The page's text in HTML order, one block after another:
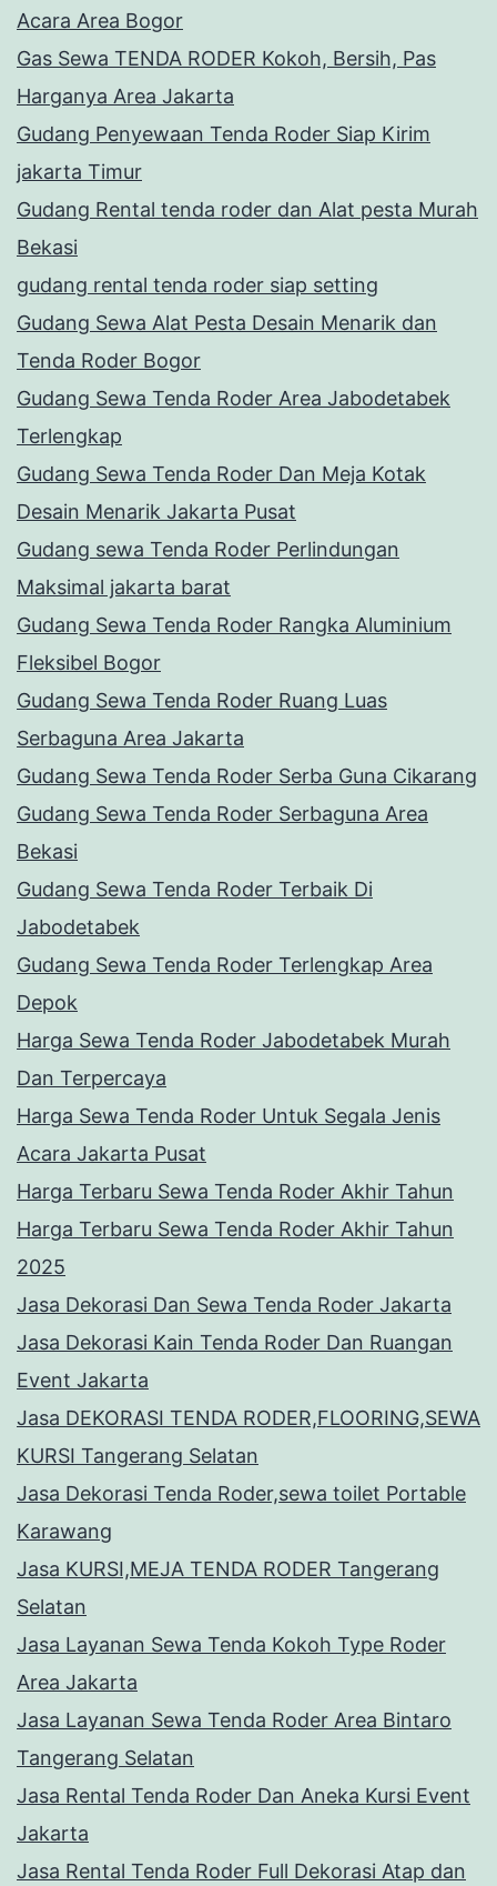
Acara Area Bogor
Gas Sewa TENDA RODER Kokoh, Bersih, Pas
Harganya Area Jakarta
Gudang Penyewaan Tenda Roder Siap Kirim
jakarta Timur
Gudang Rental tenda roder dan Alat pesta Murah
Bekasi
gudang rental tenda roder siap setting
Gudang Sewa Alat Pesta Desain Menarik dan
Tenda Roder Bogor
Gudang Sewa Tenda Roder Area Jabodetabek
Terlengkap
Gudang Sewa Tenda Roder Dan Meja Kotak
Desain Menarik Jakarta Pusat
Gudang sewa Tenda Roder Perlindungan
Maksimal jakarta barat
Gudang Sewa Tenda Roder Rangka Aluminium
Fleksibel Bogor
Gudang Sewa Tenda Roder Ruang Luas
Serbaguna Area Jakarta
Gudang Sewa Tenda Roder Serba Guna Cikarang
Gudang Sewa Tenda Roder Serbaguna Area
Bekasi
Gudang Sewa Tenda Roder Terbaik Di
Jabodetabek
Gudang Sewa Tenda Roder Terlengkap Area
Depok
Harga Sewa Tenda Roder Jabodetabek Murah
Dan Terpercaya
Harga Sewa Tenda Roder Untuk Segala Jenis
Acara Jakarta Pusat
Harga Terbaru Sewa Tenda Roder Akhir Tahun
Harga Terbaru Sewa Tenda Roder Akhir Tahun
2025
Jasa Dekorasi Dan Sewa Tenda Roder Jakarta
Jasa Dekorasi Kain Tenda Roder Dan Ruangan
Event Jakarta
Jasa DEKORASI TENDA RODER,FLOORING,SEWA
KURSI Tangerang Selatan
Jasa Dekorasi Tenda Roder,sewa toilet Portable
Karawang
Jasa KURSI,MEJA TENDA RODER Tangerang
Selatan
Jasa Layanan Sewa Tenda Kokoh Type Roder
Area Jakarta
Jasa Layanan Sewa Tenda Roder Area Bintaro
Tangerang Selatan
Jasa Rental Tenda Roder Dan Aneka Kursi Event
Jakarta
Jasa Rental Tenda Roder Full Dekorasi Atap dan